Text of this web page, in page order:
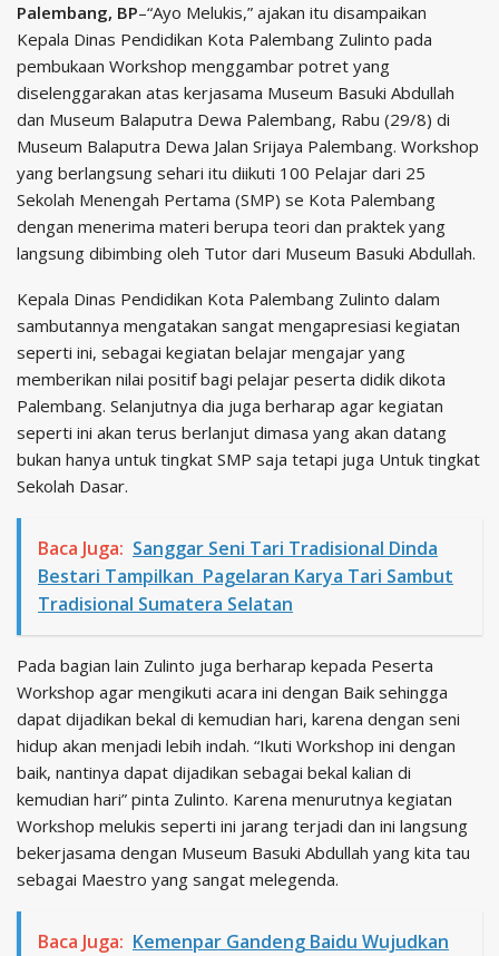
Palembang, BP–“Ayo Melukis,” ajakan itu disampaikan
Kepala Dinas Pendidikan Kota Palembang Zulinto pada
pembukaan Workshop menggambar potret yang
diselenggarakan atas kerjasama Museum Basuki Abdullah
dan Museum Balaputra Dewa Palembang, Rabu (29/8) di
Museum Balaputra Dewa Jalan Srijaya Palembang. Workshop
yang berlangsung sehari itu diikuti 100 Pelajar dari 25
Sekolah Menengah Pertama (SMP) se Kota Palembang
dengan menerima materi berupa teori dan praktek yang
langsung dibimbing oleh Tutor dari Museum Basuki Abdullah.
Kepala Dinas Pendidikan Kota Palembang Zulinto dalam
sambutannya mengatakan sangat mengapresiasi kegiatan
seperti ini, sebagai kegiatan belajar mengajar yang
memberikan nilai positif bagi pelajar peserta didik dikota
Palembang. Selanjutnya dia juga berharap agar kegiatan
seperti ini akan terus berlanjut dimasa yang akan datang
bukan hanya untuk tingkat SMP saja tetapi juga Untuk tingkat
Sekolah Dasar.
Baca Juga: Sanggar Seni Tari Tradisional Dinda
Bestari Tampilkan Pagelaran Karya Tari Sambut
Tradisional Sumatera Selatan
Pada bagian lain Zulinto juga berharap kepada Peserta
Workshop agar mengikuti acara ini dengan Baik sehingga
dapat dijadikan bekal di kemudian hari, karena dengan seni
hidup akan menjadi lebih indah. “Ikuti Workshop ini dengan
baik, nantinya dapat dijadikan sebagai bekal kalian di
kemudian hari” pinta Zulinto. Karena menurutnya kegiatan
Workshop melukis seperti ini jarang terjadi dan ini langsung
bekerjasama dengan Museum Basuki Abdullah yang kita tau
sebagai Maestro yang sangat melegenda.
Baca Juga: Kemenpar Gandeng Baidu Wujudkan